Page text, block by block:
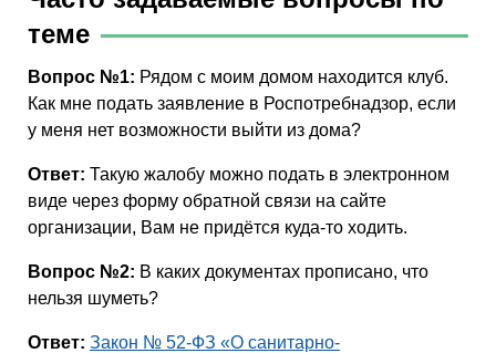
теме
Вопрос №1: Рядом с моим домом находится клуб.
Как мне подать заявление в Роспотребнадзор, если
у меня нет возможности выйти из дома?
Ответ: Такую жалобу можно подать в электронном
виде через форму обратной связи на сайте
организации, Вам не придётся куда-то ходить.
Вопрос №2: В каких документах прописано, что
нельзя шуметь?
Ответ: Закон № 52-ФЗ «О санитарно-